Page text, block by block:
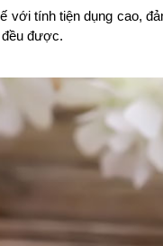
với tính tiện dụng cao,
được.